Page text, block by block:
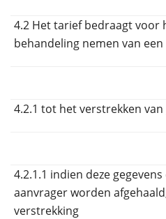
4.2 Het tarief bedraagt voor
behandeling nemen van een
4.2.1 tot het verstrekken van
4.2.1.1 indien deze
aanvrager worden
verstrekking